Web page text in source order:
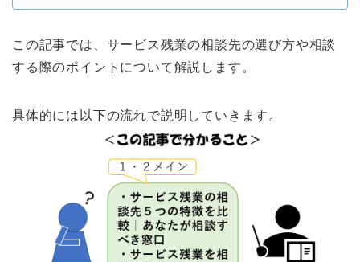
この記事では、サービス残業の相談先の選び方や相談
する際のポイントについて解説します。
具体的には以下の流れで説明していきます。